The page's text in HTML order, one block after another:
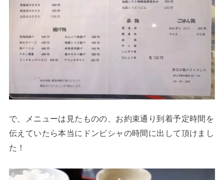
で、メニューは見たものの、お約束通り到着予定時間を
伝えていたら本当にドンピシャの時間に出して頂けまし
た！